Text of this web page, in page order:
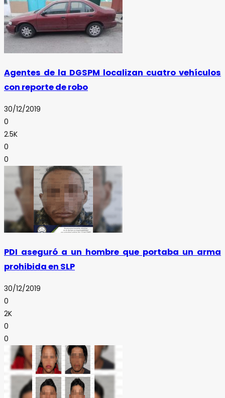
Agentes de la DGSPM localizan cuatro vehículos
con reporte de robo
30/12/2019
0
2.5K
0
0
PDI aseguró a un hombre que portaba un arma
prohibida en SLP
30/12/2019
0
2K
0
0